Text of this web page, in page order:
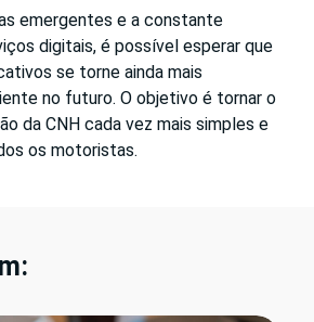
emergentes e a constante
digitais, é possível esperar que
se torne ainda mais
no futuro. O objetivo é tornar o
da CNH cada vez mais simples e
os motoristas.